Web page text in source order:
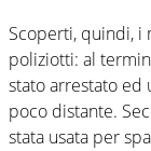
Scoperti, quindi, i
poliziotti: al
stato arrestato ed
poco distante.
stata usata per